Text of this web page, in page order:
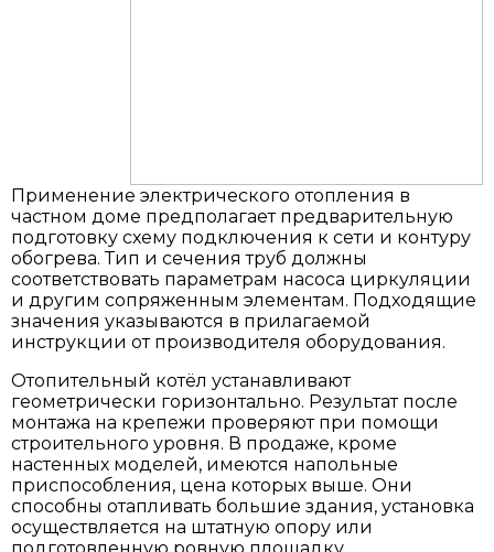
Применение электрического отопления в
частном доме предполагает предварительную
подготовку схему подключения к сети и контуру
обогрева. Тип и сечения труб должны
соответствовать параметрам насоса циркуляции
и другим сопряженным элементам. Подходящие
значения указываются в прилагаемой
инструкции от производителя оборудования.
Отопительный котёл устанавливают
геометрически горизонтально. Результат после
монтажа на крепежи проверяют при помощи
строительного уровня. В продаже, кроме
настенных моделей, имеются напольные
приспособления, цена которых выше. Они
способны отапливать большие здания, установка
осуществляется на штатную опору или